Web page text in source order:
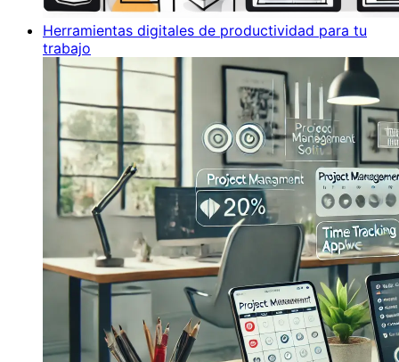
Herramientas digitales de productividad para tu
trabajo